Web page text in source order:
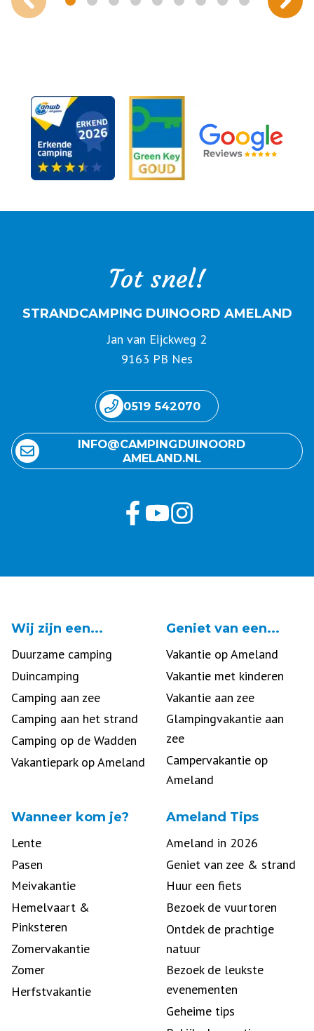
Tot snel!
STRANDCAMPING DUINOORD AMELAND
Jan van Eijckweg 2
9163 PB Nes
0519 542070
INFO@ CAMPING DUINOORD
AMELAND.NL
Wij zijn een...
Duurzame camping
Duincamping
Camping aan zee
Camping aan het strand
Camping op de Wadden
Vakantiepark op Ameland
Geniet van een...
Vakantie op Ameland
Vakantie met kinderen
Vakantie aan zee
Glampingvakantie aan
zee
Campervakantie op
Ameland
Wanneer kom je?
Lente
Pasen
Meivakantie
Hemelvaart &
Pinksteren
Zomervakantie
Zomer
Herfstvakantie
Ameland Tips
Ameland in 2026
Geniet van zee & strand
Huur een fiets
Bezoek de vuurtoren
Ontdek de prachtige
natuur
Bezoek de leukste
evenementen
Geheime tips